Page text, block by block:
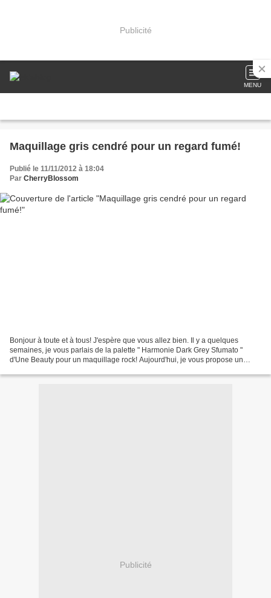
Publicité
MENU
Maquillage gris cendré pour un regard fumé!
Publié le 11/11/2012 à 18:04
Par CherryBlossom
Bonjour à toute et à tous! J'espère que vous allez bien. Il y a quelques
semaines, je vous parlais de la palette " Harmonie Dark Grey Sfumato "
d'Une Beauty pour un maquillage rock! Aujourd'hui, je vous propose un
Publicité